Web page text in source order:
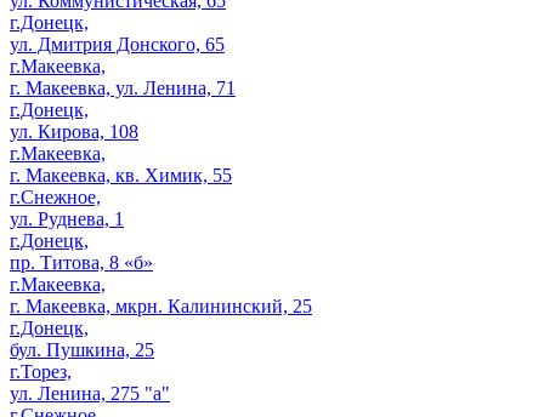
г.Донецк,
ул. Дмитрия Донского, 65
г.Макеевка,
г. Макеевка, ул. Ленина, 71
г.Донецк,
ул. Кирова, 108
г.Макеевка,
г. Макеевка, кв. Химик, 55
г.Снежное,
ул. Руднева, 1
г.Донецк,
пр. Титова, 8 «б»
г.Макеевка,
г. Макеевка, мкрн. Калининский, 25
г.Донецк,
бул. Пушкина, 25
г.Торез,
ул. Ленина, 275 "а"